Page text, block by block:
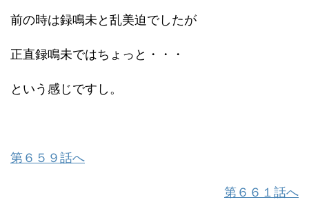
前の時は録鳴未と乱美迫でしたが
正直録鳴未ではちょっと・・・
という感じですし。
第６５９話へ
第６６１話へ